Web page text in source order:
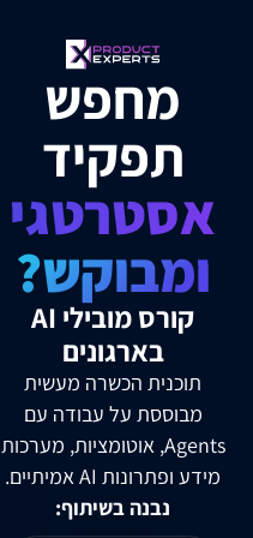
מחפש
תפקיד
אסטרטגי
ומבוקש?
קורס מובילי AI
בארגונים
תוכנית הכשרה מעשית
מבוססת על עבודה עם
Agents, אוטומציות, מערכות
מידע ופתרונות AI אמיתיים.
נבנה בשיתוף: